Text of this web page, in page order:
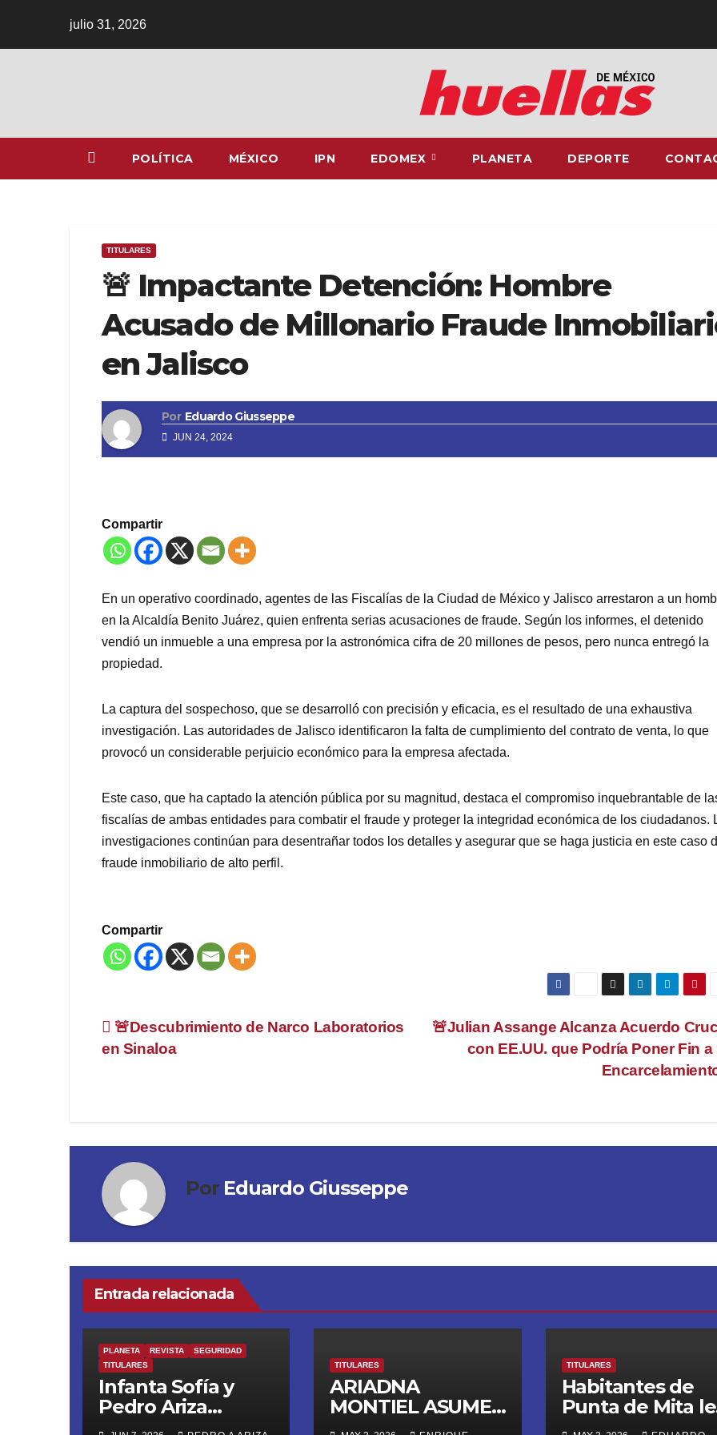
julio 31, 2026
POLÍTICA MÉXICO IPN EDOMEX PLANETA DEPORTE
TITULARES
🚨 Impactante Detención: Hombre
Acusado de Millonario Fraude
en Jalisco
Por Eduardo Giusseppe
JUN 24, 2024
Compartir
En un operativo coordinado, agentes de las Fiscalías de la Ciudad de México y Jalisco arrestaron a un
en la Alcaldía Benito Juárez, quien enfrenta serias acusaciones de fraude. Según los informes, el detenido
vendió un inmueble a una empresa por la astronómica cifra de 20 millones de pesos, pero nunca entregó la
propiedad.
La captura del sospechoso, que se desarrolló con precisión y eficacia, es el resultado de una exhaustiva
investigación. Las autoridades de Jalisco identificaron la falta de cumplimiento del contrato de venta, lo que
provocó un considerable perjuicio económico para la empresa afectada.
Este caso, que ha captado la atención pública por su magnitud, destaca el compromiso inquebrantable de
fiscalías de ambas entidades para combatir el fraude y proteger la integridad económica de los ciudadanos.
investigaciones continúan para desentrañar todos los detalles y asegurar que se haga justicia en este caso
fraude inmobiliario de alto perfil.
Compartir
Navegación
🚨Julian Assange Alcanza Acuerdo
con EE.UU. que Podría Poner Fin a
🚨Descubrimiento de Narco Laboratorios
en Sinaloa
Por Eduardo Giusseppe
Entrada relacionada
PLANETA REVISTA
SEGURIDAD
TITULARES
Infanta Sofía y
Pedro Ariza
Fernández Forjan
TITULARES
ARIADNA
MONTIEL ASUME
DIRIGENCIA DE
TITULARES
Habitantes de
Punta de Mita le
dicen ¡NO! a las